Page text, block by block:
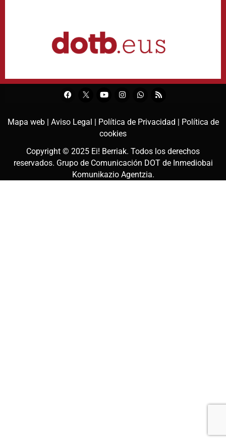
Mapa web | Aviso Legal | Política de Privacidad | Política de
cookies
Copyright © 2025 Ei! Berriak. Todos los derechos
reservados. Grupo de Comunicación DOT de Inmediobai
Komunikazio Agentzia.